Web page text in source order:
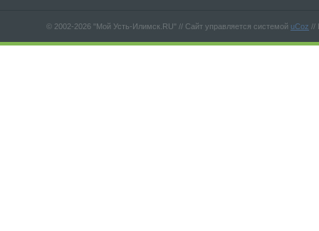
© 2002-2026 "Мой Усть-Илимск.RU" // Сайт управляется системой uCoz //